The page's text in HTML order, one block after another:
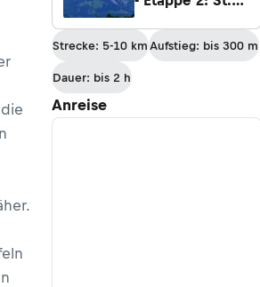
Bruckhaeusl
Strecke: 5-10 km Aufstieg: bis 300 m
Dauer: bis 2 h
Anreise